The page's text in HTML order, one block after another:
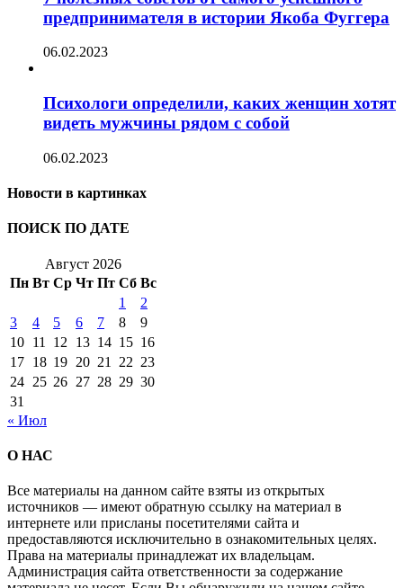
предпринимателя в истории Якоба Фуггера
06.02.2023
Психологи определили, каких женщин хотят
видеть мужчины рядом с собой
06.02.2023
Новости в картинках
ПОИСК ПО ДАТЕ
Август 2026
Пн Вт Ср Чт Пт Сб Вс
1
2
3
4 5 6 7 8
9
10 11 12 13 14 15 16
17 18 19 20 21 22 23
24 25 26 27 28 29 30
31
« Июл
О НАС
Все материалы на данном сайте взяты из открытых
источников — имеют обратную ссылку на материал в
интернете или присланы посетителями сайта и
предоставляются исключительно в ознакомительных целях.
Права на материалы принадлежат их владельцам.
Администрация сайта ответственности за содержание